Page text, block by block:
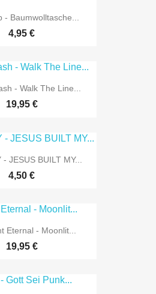
- Baumwolltasche...
4,95 €
- Walk The Line...
19,95 €
JESUS BUILT MY...
4,50 €
Eternal - Moonlit...
19,95 €